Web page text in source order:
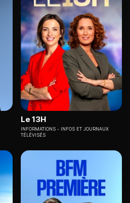
Le 13H
INFORMATIONS
INFOS ET JOURNAUX
TÉLÉVISÉS